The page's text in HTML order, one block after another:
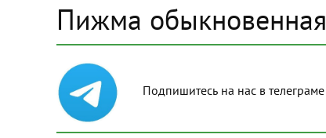
Пижма обыкновенная
Подпишитесь на нас в телеграме